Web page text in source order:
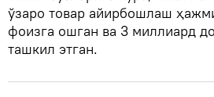
ўзаро товар айирбошлаш
фоизга ошган ва 3 миллиард
ташкил этган.